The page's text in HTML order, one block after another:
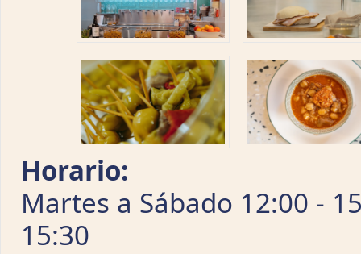
Horario:
Martes a Sábado 12:00 -
15:30